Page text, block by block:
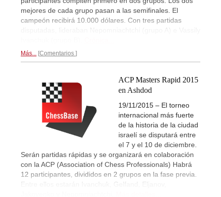
mejores de cada grupo pasan a las semifinales. El
campeón recibirá 10.000 dólares. Con tres partidas
disputadas, lideraban Nepomniachtchi (grupo A) e Vassily
Más... Comentarios
ACP Masters Rapid 2015
en Ashdod
19/11/2015 – El torneo
internacional más fuerte
de la historia de la ciudad
israelí se disputará entre
el 7 y el 10 de diciembre.
Serán partidas rápidas y se organizará en colaboración
con la ACP (Association of Chess Professionals) Habrá
12 participantes, divididos en 2 grupos en la fase previa.
Entre ellos estarán Ivanchuk, Gelfand, Eljanov,